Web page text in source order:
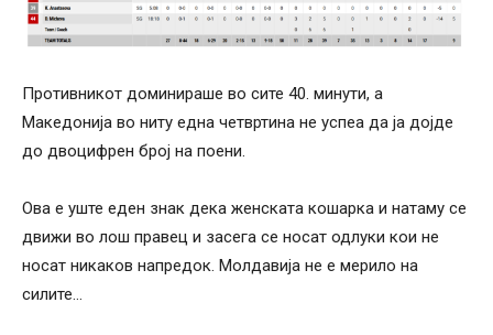
Противникот доминираше во сите 40. минути, а
Македонија во ниту една четвртина не успеа да ја дојде
до двоцифрен број на поени.
Ова е уште еден знак дека женската кошарка и натаму се
движи во лош правец и засега се носат одлуки кои не
носат никаков напредок. Молдавија не е мерило на
силите…